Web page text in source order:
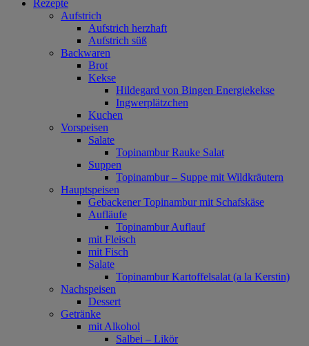
Rezepte
Aufstrich
Aufstrich herzhaft
Aufstrich süß
Backwaren
Brot
Kekse
Hildegard von Bingen Energiekekse
Ingwerplätzchen
Kuchen
Vorspeisen
Salate
Topinambur Rauke Salat
Suppen
Topinambur – Suppe mit Wildkräutern
Hauptspeisen
Gebackener Topinambur mit Schafskäse
Aufläufe
Topinambur Auflauf
mit Fleisch
mit Fisch
Salate
Topinambur Kartoffelsalat (a la Kerstin)
Nachspeisen
Dessert
Getränke
mit Alkohol
Salbei – Likör